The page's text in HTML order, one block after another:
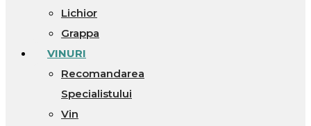
Lichior
Grappa
VINURI
Recomandarea
Specialistului
Vin